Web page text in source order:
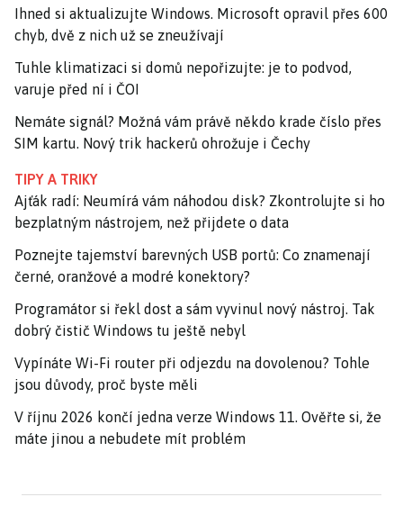
Ihned si aktualizujte Windows. Microsoft opravil přes 600
chyb, dvě z nich už se zneužívají
Tuhle klimatizaci si domů nepořizujte: je to podvod,
varuje před ní i ČOI
Nemáte signál? Možná vám právě někdo krade číslo přes
SIM kartu. Nový trik hackerů ohrožuje i Čechy
TIPY A TRIKY
Ajťák radí: Neumírá vám náhodou disk? Zkontrolujte si ho
bezplatným nástrojem, než přijdete o data
Poznejte tajemství barevných USB portů: Co znamenají
černé, oranžové a modré konektory?
Programátor si řekl dost a sám vyvinul nový nástroj. Tak
dobrý čistič Windows tu ještě nebyl
Vypínáte Wi-Fi router při odjezdu na dovolenou? Tohle
jsou důvody, proč byste měli
V říjnu 2026 končí jedna verze Windows 11. Ověřte si, že
máte jinou a nebudete mít problém